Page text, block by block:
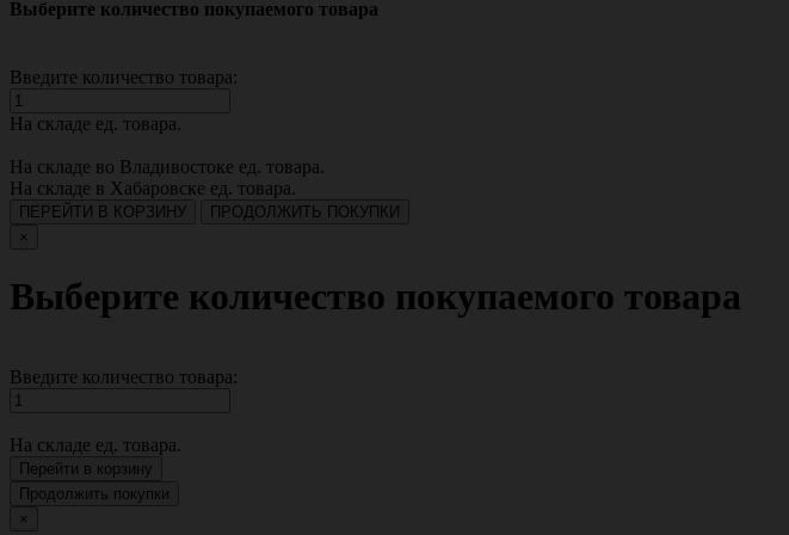
Выберите количество покупаемого товара
Введите количество товара:
На складе ед. товара.
На складе во Владивостоке ед. товара.
На складе в Хабаровске ед. товара.
ПЕРЕЙТИ В КОРЗИНУ
ПРОДОЛЖИТЬ ПОКУПКИ
×
Выберите количество покупаемого товара
Введите количество товара:
На складе ед. товара.
Перейти в корзину
Продолжить покупки
×